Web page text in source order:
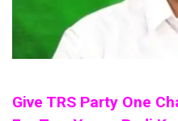
Give TRS Party One